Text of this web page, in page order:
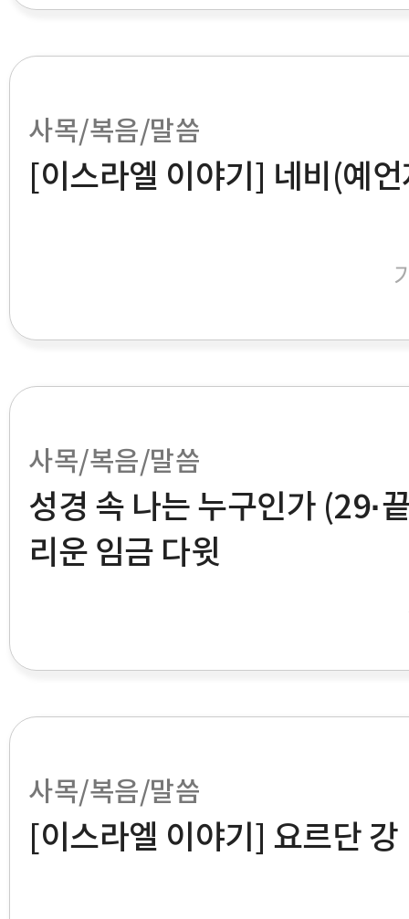
사목/복음/말씀
[이스라엘 이야기] 네비(예
사목/복음/말씀
성경 속 나는 누구인가 (29·
리운 임금 다윗
사목/복음/말씀
[이스라엘 이야기] 요르단 강